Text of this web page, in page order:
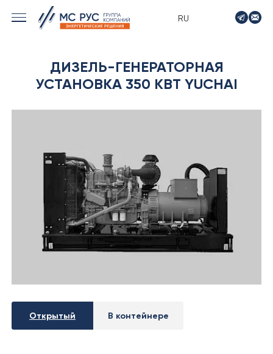
RU
› ЭНЕРГЕТИКА
› ЛОГИСТИКА
› ПРОИЗВОДСТВО
› ПРИВОДНОЕ ОБОРУДОВАНИЕ
› АВТО&МОТО
› МОТОЦИКЛЫ ТИМПТОН
› КОНТАКТЫ
› ЗАЯВКА
› НОВОСТИ
› РЕЗУЛЬТАТЫ СОУТ
ДИЗЕЛЬ-ГЕНЕРАТОРНАЯ
УСТАНОВКА 350 КВТ YUCHAI
Открытый В контейнере